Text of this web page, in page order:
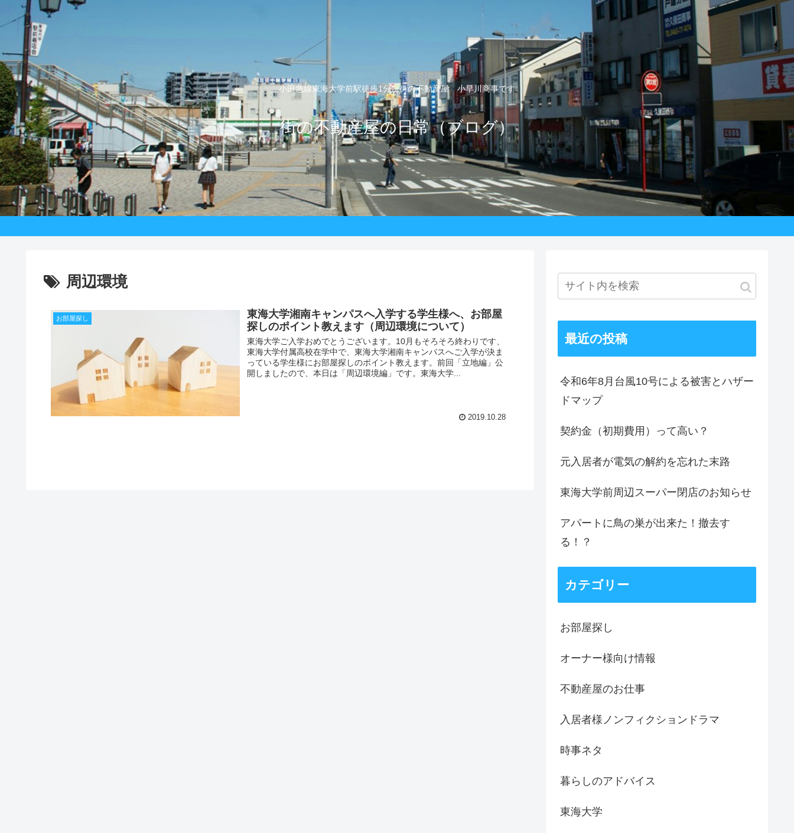
小田急線東海大学前駅徒歩1分 街の不動産屋 小早川商事です
街の不動産屋の日常（ブログ）
周辺環境
お部屋探し
東海大学湘南キャンパスへ入学する学生様へ、お部屋
探しのポイント教えます（周辺環境について）
東海大学ご入学おめでとうございます。10月もそろそろ終わりです、
東海大学付属高校在学中で、東海大学湘南キャンパスへご入学が決ま
っている学生様にお部屋探しのポイント教えます。前回「立地編」公
開しましたので、本日は「周辺環境編」です。東海大学...
2019.10.28
最近の投稿
令和6年8月台風10号による被害とハザー
ドマップ
契約金（初期費用）って高い？
元入居者が電気の解約を忘れた末路
東海大学前周辺スーパー閉店のお知らせ
アパートに鳥の巣が出来た！撤去す
る！？
カテゴリー
お部屋探し
オーナー様向け情報
不動産屋のお仕事
入居者様ノンフィクションドラマ
時事ネタ
暮らしのアドバイス
東海大学